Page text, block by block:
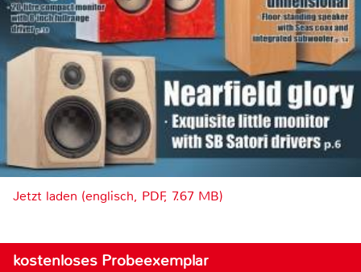
Jetzt laden (englisch, PDF, 7.67 MB)
kostenloses Probeexemplar